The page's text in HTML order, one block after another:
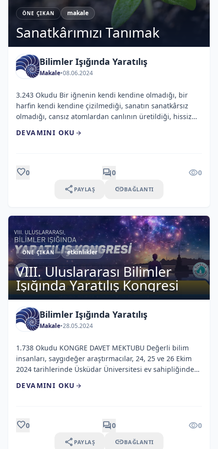
ÖNE ÇIKAN makale
Sanatkârımızı Tanımak
Bilimler Işığında Yaratılış
Makale•08.06.2024
3.243 Okudu Bir iğnenin kendi kendine olmadığı, bir
harfin kendi kendine çizilmediği, sanatın sanatkârsız
olmadığı, cansız atomlardan canlının üretildiği, hissiz
aklın yaratıldığı, bitkilerin çekirdeklerine sıkıştırıldığı,
bir evrende yaşıyoruz. Yüz küsur elementten oluşan
DEVAMINI OKU arrow_forward
favorite0 forum0 visibility0
share PAYLAŞ linkBAĞLANTI
ÖNE ÇIKAN etkinlikler
VIII. Uluslararası Bilimler
Işığında Yaratılış Kongresi
Bilimler Işığında Yaratılış
Makale•28.05.2024
1.738 Okudu KONGRE DAVET MEKTUBU Değerli bilim
insanları, saygıdeğer araştırmacılar, 24, 25 ve 26 Ekim
2024 tarihlerinde Üsküdar Üniversitesi ev sahipliğinde
temalı “VIII. ULUSLARARASI BİLİMLER IŞIĞINDA
eğitim bilimleri ile dini ilimler alanlarında “Yaratılışa
DEVAMINI OKU arrow_forward
favorite0 forum0 visibility0
share PAYLAŞ linkBAĞLANTI